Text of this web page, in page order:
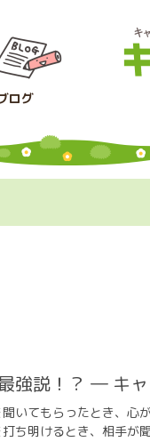
ログ
強説！？ ― キ
いてもらったとき、心
ち明けるとき、相手が